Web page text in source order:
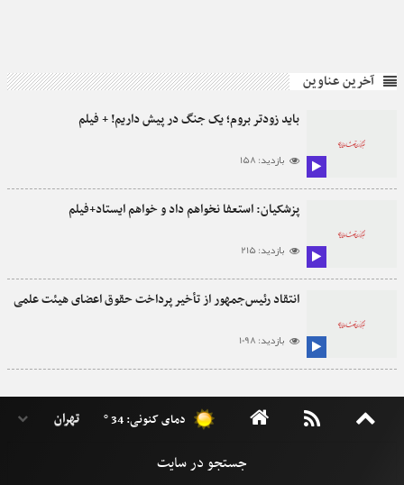
آخرین عناوین
باید زودتر بروم؛ یک جنگ در پیش داریم! + فیلم
بازدید: 158
پزشکیان: استعفا نخواهم داد و خواهم ایستاد+فیلم
بازدید: 215
انتقاد رئیس‌جمهور از تأخیر پرداخت حقوق اعضای هیئت علمی
بازدید: 1098
دمای کنونی: 34 °